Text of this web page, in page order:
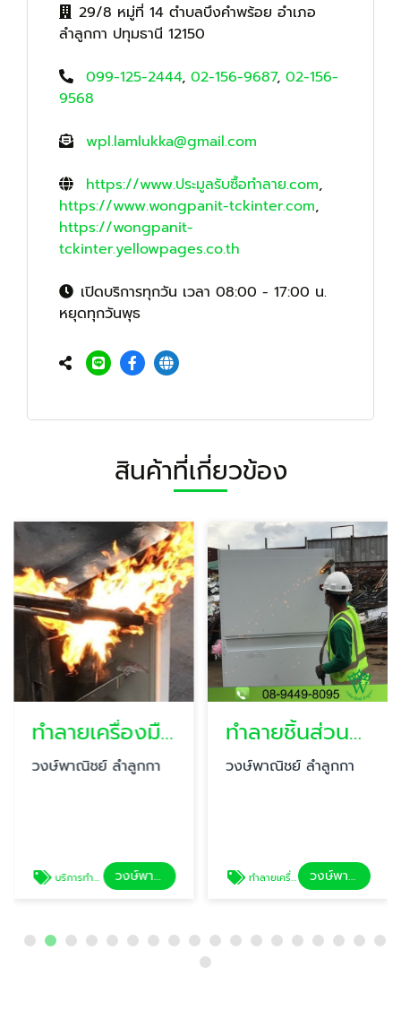
29/8 หมู่ที่ 14 ตำบลบึงคำพร้อย อำเภอ
ลำลูกกา ปทุมธานี 12150
099-125-2444, 02-156-9687, 02-156-
9568
wpl.lamlukka@gmail.com
https://www.ประมูลรับซื้อทำลาย.com,
https://www.wongpanit-tckinter.com,
https://wongpanit-
tckinter.yellowpages.co.th
เปิดบริการทุกวัน เวลา 08:00 - 17:00 น.
หยุดทุกวันพุธ
สินค้าที่เกี่ยวข้อง
ทำลายเครื่องมือแพทย์
วงษ์พาณิชย์ ลำลูกกา
บริการทำลายเครื่องมือแพทย์ วงษ์พาณิชย์ ลำลูกกา
ทำลายชิ้นส่วนอะไหล่อุตสาหกรรม
วงษ์พาณิชย์ ลำลูกกา
ทำลายเครื่องจักรโรงงานอุตสาหกรรม วงษ์พาณิชย์ ลำลูกกา